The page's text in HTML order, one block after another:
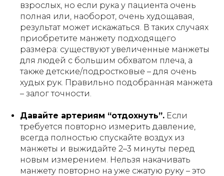
взрослых, но если рука у пациента очень
полная или, наоборот, очень худощавая,
результат может искажаться. В таких случаях
приобретите манжету подходящего
размера: существуют увеличенные манжеты
для людей с большим обхватом плеча, а
также детские/подростковые – для очень
худых рук. Правильно подобранная манжета
– залог точности.
Давайте артериям “отдохнуть”. Если
требуется повторно измерить давление,
всегда полностью спускайте воздух из
манжеты и выжидайте 2–3 минуты перед
новым измерением. Нельзя накачивать
манжету повторно на уже сжатую руку – это